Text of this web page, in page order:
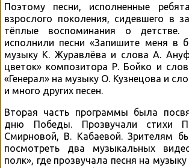
Поэтому песни, исполненные
взрослого поколения, сидевшего в
тёплые воспоминания о
исполнили песни «Запишите меня в
музыку К. Журавлёва и слова А.
цветок» композитора Р. Бойко и
«Генерал» на музыку О. Кузнецова и
и много других песен.
Вторая часть программы была
дню Победы. Прозвучали стихи
Смирновой, В. Кабаевой. Зрителям
посмотреть два музыкальных
полк», где прозвучала песня на